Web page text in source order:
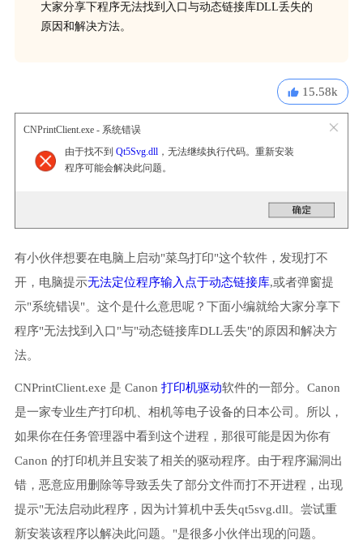
大家分享下程序无法找到入口与动态链接库DLL丢失的
原因和解决方法。
15.58k
CNPrintClient.exe - 系统错误
由于找不到 Qt5Svg.dll，无法继续执行代码。重新安装
程序可能会解决此问题。
有小伙伴想要在电脑上启动"菜鸟打印"这个软件，发现打不
开，电脑提示无法定位程序输入点于动态链接库,或者弹窗提
示"系统错误"。这个是什么意思呢？下面小编就给大家分享下
程序"无法找到入口"与"动态链接库DLL丢失"的原因和解决方
法。
CNPrintClient.exe 是 Canon 打印机驱动软件的一部分。Canon
是一家专业生产打印机、相机等电子设备的日本公司。所以，
如果你在任务管理器中看到这个进程，那很可能是因为你有
Canon 的打印机并且安装了相关的驱动程序。由于程序漏洞出
错，恶意应用删除等导致丢失了部分文件而打不开进程，出现
提示"无法启动此程序，因为计算机中丢失qt5svg.dll。尝试重
新安装该程序以解决此问题。"是很多小伙伴出现的问题。